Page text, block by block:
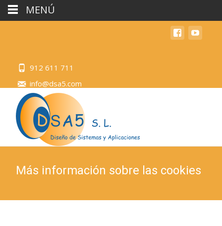
912 611 711
info@dsa5.com
Más información sobre las cookies
MENÚ